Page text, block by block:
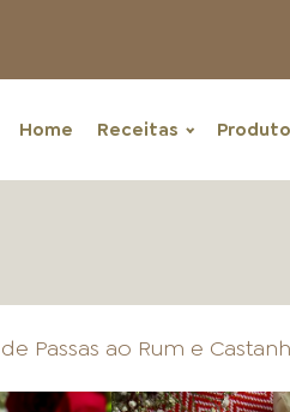
Home Receitas
Passas ao Rum e